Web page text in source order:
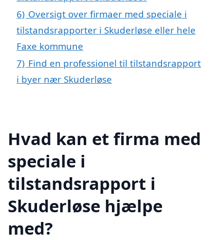
6) Oversigt over firmaer med speciale i
tilstandsrapporter i Skuderløse eller hele
Faxe kommune
7) Find en professionel til tilstandsrapport
i byer nær Skuderløse
Hvad kan et firma med
speciale i
tilstandsrapport i
Skuderløse hjælpe
med?